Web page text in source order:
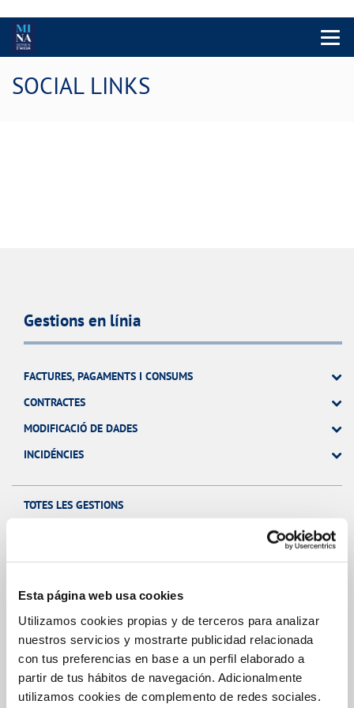
Esta página web usa cookies
Utilizamos cookies propias y de terceros para analizar
nuestros servicios y mostrarte publicidad relacionada
con tus preferencias en base a un perfil elaborado a
partir de tus hábitos de navegación. Adicionalmente
utilizamos cookies de complemento de redes sociales.
Menu
SOCIAL LINKS
Gestions en línia
FACTURES, PAGAMENTS I CONSUMS
CONTRACTES
MODIFICACIÓ DE DADES
INCIDÉNCIES
TOTES LES GESTIONS
FACTURES I PREUS
ATENCIÓ AL CLIENT
COMPROMÍS DE SERVEI